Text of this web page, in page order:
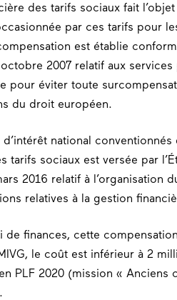
des tarifs sociaux fait
par ces tarifs pour
est établie
2007 relatif aux
pour éviter toute
du droit européen.
national
tarifs sociaux est versée par
2016 relatif à
relatives à la gestion
de finances, cette
le coût est inférieur à 2
PLF 2020 (mission « Anciens